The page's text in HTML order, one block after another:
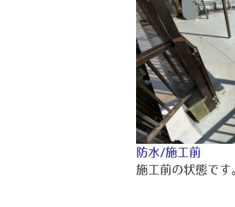
防水/施工前
施工前の状態です